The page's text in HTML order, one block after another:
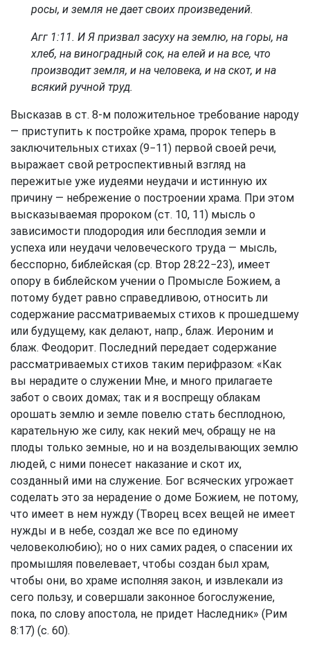
росы, и земля не дает своих произведений.
Агг 1:11. И Я призвал засуху на землю, на горы, на
хлеб, на виноградный сок, на елей и на все, что
производит земля, и на человека, и на скот, и на
всякий ручной труд.
Высказав в ст. 8-м положительное требование народу
— приступить к постройке храма, пророк теперь в
заключительных стихах (9−11) первой своей речи,
выражает свой ретроспективный взгляд на
пережитые уже иудеями неудачи и истинную их
причину — небрежение о построении храма. При этом
высказываемая пророком (ст. 10, 11) мысль о
зависимости плодородия или бесплодия земли и
успеха или неудачи человеческого труда — мысль,
бесспорно, библейская (ср. Втор 28:22−23), имеет
опору в библейском учении о Промысле Божием, а
потому будет равно справедливою, относить ли
содержание рассматриваемых стихов к прошедшему
или будущему, как делают, напр., блаж. Иероним и
блаж. Феодорит. Последний передает содержание
рассматриваемых стихов таким перифразом: «Как
вы нерадите о служении Мне, и много прилагаете
забот о своих домах; так и я воспрещу облакам
орошать землю и земле повелю стать бесплодною,
карательную же силу, как некий меч, обращу не на
плоды только земные, но и на возделывающих землю
людей, с ними понесет наказание и скот их,
созданный ими на служение. Бог всяческих угрожает
соделать это за нерадение о доме Божием, не потому,
что имеет в нем нужду (Творец всех вещей не имеет
нужды и в небе, создал же все по единому
человеколюбию); но о них самих радея, о спасении их
промышляя повелевает, чтобы создан был храм,
чтобы они, во храме исполняя закон, и извлекали из
сего пользу, и совершали законное богослужение,
пока, по слову апостола, не придет Наследник» (Рим
8:17) (с. 60).